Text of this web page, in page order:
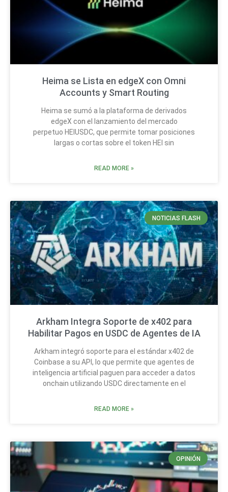
Heima se Lista en edgeX con Omni
Accounts y Smart Routing
Heima se sumó a la plataforma de derivados
edgeX con el lanzamiento del mercado
perpetuo HEIUSDC, que permite tomar posiciones
largas o cortas sobre el token HEI sin
READ MORE »
NOTICIAS FLASH
Arkham Integra Soporte de x402 para
Habilitar Pagos en USDC de Agentes de IA
Arkham integró soporte para el estándar x402 de
Coinbase a su API, lo que permite que agentes de
inteligencia artificial paguen para acceder a datos
onchain utilizando USDC directamente en el
READ MORE »
OPINIÓN